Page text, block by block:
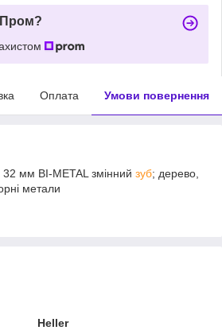
Пром?
Оплата Умови повернення
32 мм BI-METAL змінний зуб; дерево,
метали
Heller